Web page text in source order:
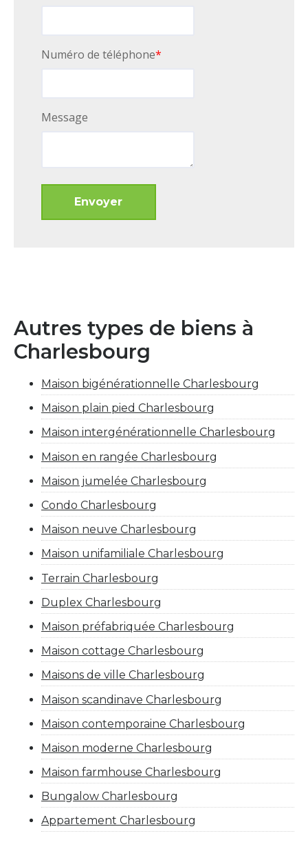
Numéro de téléphone*
Message
Autres types de biens à
Charlesbourg
Maison bigénérationnelle Charlesbourg
Maison plain pied Charlesbourg
Maison intergénérationnelle Charlesbourg
Maison en rangée Charlesbourg
Maison jumelée Charlesbourg
Condo Charlesbourg
Maison neuve Charlesbourg
Maison unifamiliale Charlesbourg
Terrain Charlesbourg
Duplex Charlesbourg
Maison préfabriquée Charlesbourg
Maison cottage Charlesbourg
Maisons de ville Charlesbourg
Maison scandinave Charlesbourg
Maison contemporaine Charlesbourg
Maison moderne Charlesbourg
Maison farmhouse Charlesbourg
Bungalow Charlesbourg
Appartement Charlesbourg